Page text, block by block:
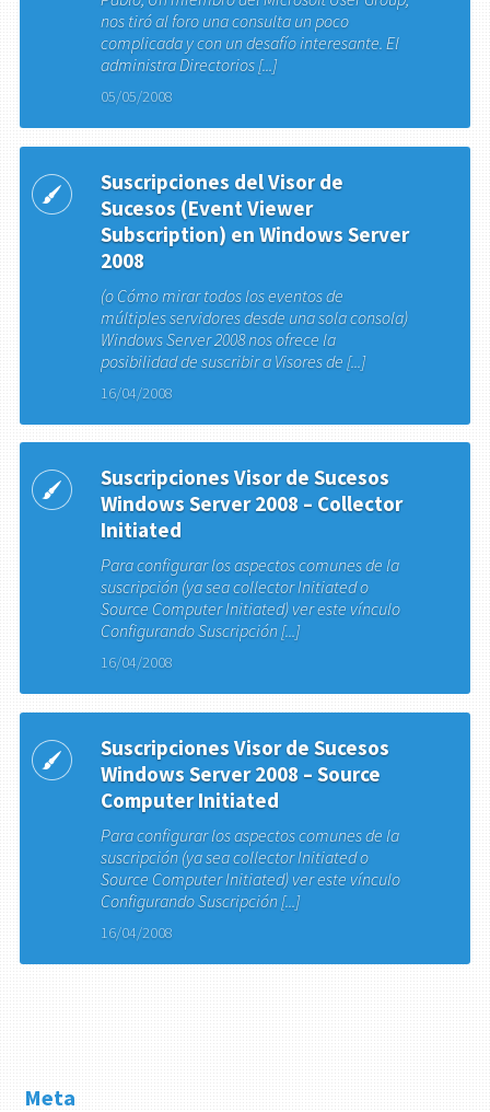
nos tiró al foro una consulta un poco
complicada y con un desafío interesante. El
administra Directorios [...]
05/05/2008
Suscripciones del Visor de
Sucesos (Event Viewer
Subscription) en Windows Server
2008
(o Cómo mirar todos los eventos de
múltiples servidores desde una sola consola)
Windows Server 2008 nos ofrece la
posibilidad de suscribir a Visores de [...]
16/04/2008
Suscripciones Visor de Sucesos
Windows Server 2008 – Collector
Initiated
Para configurar los aspectos comunes de la
suscripción (ya sea collector Initiated o
Source Computer Initiated) ver este vínculo
Configurando Suscripción [...]
16/04/2008
Suscripciones Visor de Sucesos
Windows Server 2008 – Source
Computer Initiated
Para configurar los aspectos comunes de la
suscripción (ya sea collector Initiated o
Source Computer Initiated) ver este vínculo
Configurando Suscripción [...]
16/04/2008
Meta